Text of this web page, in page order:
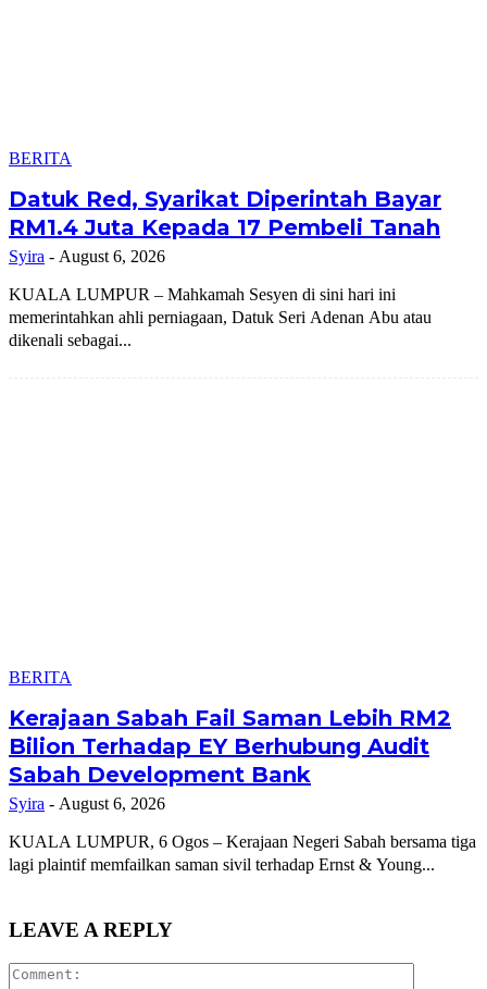
BERITA
Datuk Red, Syarikat Diperintah Bayar
RM1.4 Juta Kepada 17 Pembeli Tanah
Syira - August 6, 2026
KUALA LUMPUR – Mahkamah Sesyen di sini hari ini
memerintahkan ahli perniagaan, Datuk Seri Adenan Abu atau
dikenali sebagai...
BERITA
Kerajaan Sabah Fail Saman Lebih RM2
Bilion Terhadap EY Berhubung Audit
Sabah Development Bank
Syira - August 6, 2026
KUALA LUMPUR, 6 Ogos – Kerajaan Negeri Sabah bersama tiga
lagi plaintif memfailkan saman sivil terhadap Ernst & Young...
LEAVE A REPLY